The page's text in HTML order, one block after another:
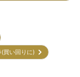
(買い回りに)